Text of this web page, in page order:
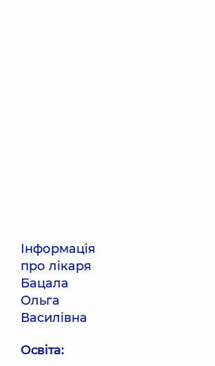
Інформація
про лікаря
Бацала
Ольга
Василівна
Освіта: